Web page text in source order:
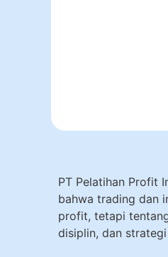
PT Pelatihan Profit
bahwa trading dan
profit, tetapi
disiplin, dan